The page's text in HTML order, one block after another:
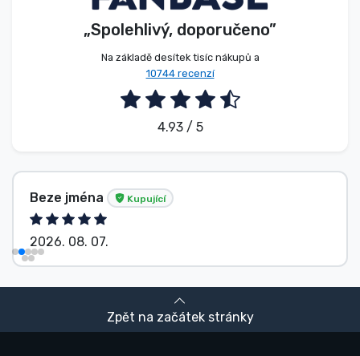
„Spolehlivý, doporučeno”
Na základě desítek tisíc nákupů a
10744 recenzí
4.93 / 5
Beze jména Kupující
2026. 08. 07.
Zpět na začátek stránky